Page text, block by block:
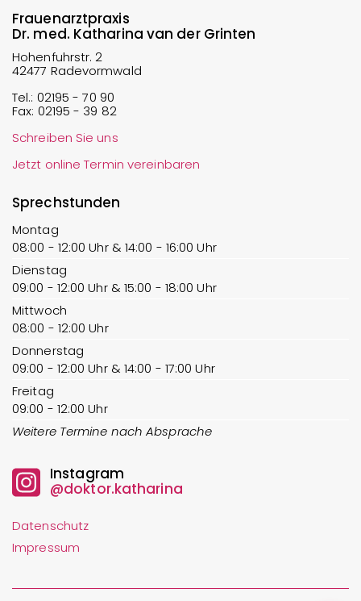
Frauenarztpraxis
Dr. med. Katharina van der Grinten
Hohenfuhrstr. 2
42477 Radevormwald
Tel.: 02195 - 70 90
Fax: 02195 - 39 82
Schreiben Sie uns
Jetzt online Termin vereinbaren
Sprechstunden
Montag
08:00 - 12:00 Uhr & 14:00 - 16:00 Uhr
Dienstag
09:00 - 12:00 Uhr & 15:00 - 18:00 Uhr
Mittwoch
08:00 - 12:00 Uhr
Donnerstag
09:00 - 12:00 Uhr & 14:00 - 17:00 Uhr
Freitag
09:00 - 12:00 Uhr
Weitere Termine nach Absprache
Instagram
@doktor.katharina
Datenschutz
Impressum